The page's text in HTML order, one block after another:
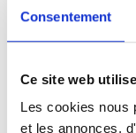
Consentement
Ce site web
Les cookies nous
et les annonces,